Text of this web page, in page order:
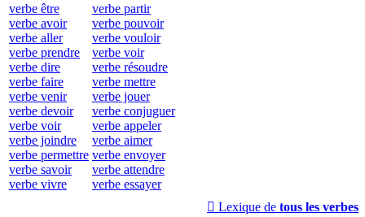
verbe être
verbe avoir
verbe aller
verbe prendre
verbe dire
verbe faire
verbe venir
verbe devoir
verbe voir
verbe joindre
verbe permettre
verbe savoir
verbe vivre
verbe partir
verbe pouvoir
verbe vouloir
verbe voir
verbe résoudre
verbe mettre
verbe jouer
verbe conjuguer
verbe appeler
verbe aimer
verbe envoyer
verbe attendre
verbe essayer
 Lexique de tous les verbes